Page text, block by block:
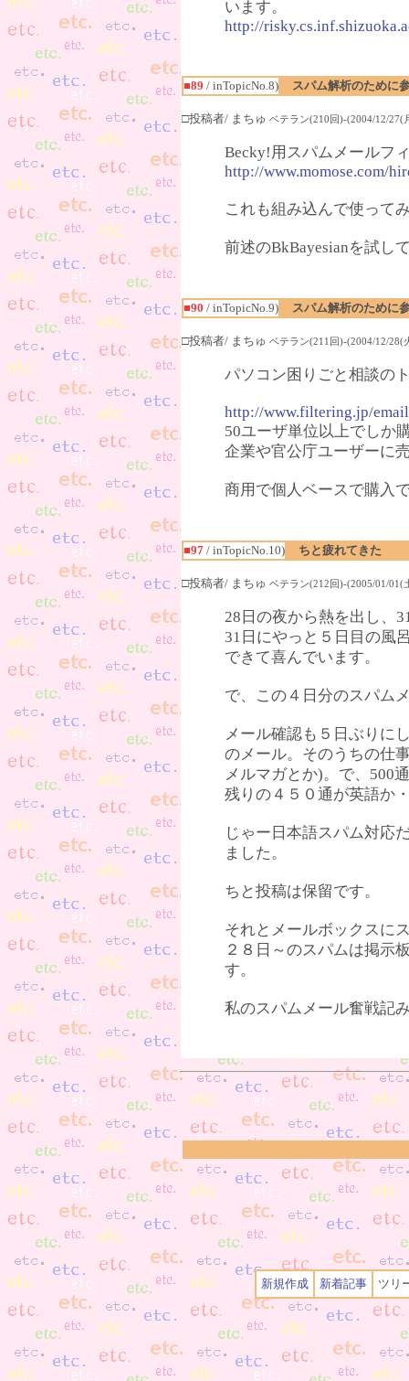
います。
http://
■89 / inTopicNo.8) スパム解析のために
□投稿者/ まちゅ ベテラン(210回)-(2004/12/27(
Becky!用スパムメールフ
http://www.momose.com/
これも組み込んで使って
前述のBkBayesianを試し
■90 / inTopicNo.9) スパム解析のために
□投稿者/ まちゅ ベテラン(211回)-(2004/12/28(
パソコン困りごと相談の
http://www.filtering.jp/
50ユーザ単位以上でしか
企業や官公庁ユーザーに
商用で個人ベースで購入
■97 / inTopicNo.10) ちと疲れてきた
□投稿者/ まちゅ ベテラン(212回)-(2005/01/01(
28日の夜から熱を出し、
31日にやっと５日目の風
できて喜んでいます。
で、この４日分のスパム
メール確認も５日ぶりに
のメール。そのうちの仕
メルマガとか)。で、500
残りの４５０通が英語か
じゃー日本語スパム対応
ました。
ちと投稿は保留です。
それとメールボックスに
２８日～のスパムは掲示
す。
私のスパムメール奮戦記
新規作成 新着記事 ツリ